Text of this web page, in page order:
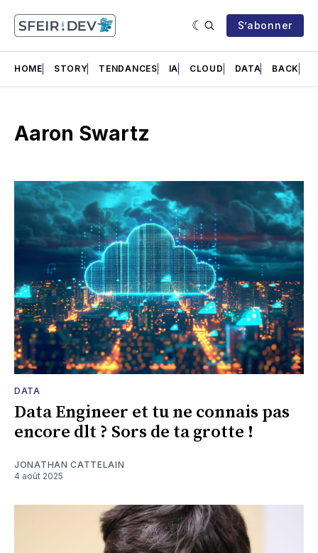
S’abonner
HOME STORY TENDANCES IA CLOUD DATA BACK
Aaron Swartz
DATA
Data Engineer et tu ne connais pas
encore dlt ? Sors de ta grotte !
JONATHAN CATTELAIN
4 août 2025